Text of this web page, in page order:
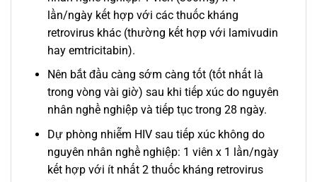
lần/ngày kết hợp với các thuốc kháng
retrovirus khác (thường kết hợp với lamivudin
hay emtricitabin).
Nên bắt đầu càng sớm càng tốt (tốt nhất là
trong vòng vài giờ) sau khi tiếp xúc do nguyên
nhân nghề nghiệp và tiếp tục trong 28 ngày.
Dự phòng nhiễm HIV sau tiếp xúc không do
nguyên nhân nghề nghiệp: 1 viên x 1 lần/ngày
kết hợp với ít nhất 2 thuốc kháng retrovirus